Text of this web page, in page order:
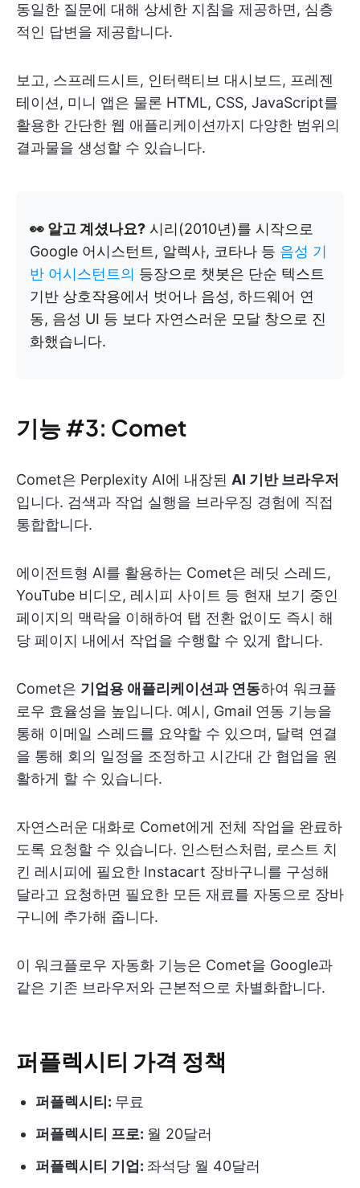
동일한 질문에 대해 상세한 지침을 제공하면, 심층
적인 답변을 제공합니다.
보고, 스프레드시트, 인터랙티브 대시보드, 프레젠
테이션, 미니 앱은 물론 HTML, CSS, JavaScript를
활용한 간단한 웹 애플리케이션까지 다양한 범위의
결과물을 생성할 수 있습니다.
👀 알고 계셨나요? 시리(2010년)를 시작으로
Google 어시스턴트, 알렉사, 코타나 등 음성 기
반 어시스턴트의 등장으로 챗봇은 단순 텍스트
기반 상호작용에서 벗어나 음성, 하드웨어 연
동, 음성 UI 등 보다 자연스러운 모달 창으로 진
화했습니다.
기능 #3: Comet
Comet은 Perplexity AI에 내장된 AI 기반 브라우저
입니다. 검색과 작업 실행을 브라우징 경험에 직접
통합합니다.
에이전트형 AI를 활용하는 Comet은 레딧 스레드,
YouTube 비디오, 레시피 사이트 등 현재 보기 중인
페이지의 맥락을 이해하여 탭 전환 없이도 즉시 해
당 페이지 내에서 작업을 수행할 수 있게 합니다.
Comet은 기업용 애플리케이션과 연동하여 워크플
로우 효율성을 높입니다. 예시, Gmail 연동 기능을
통해 이메일 스레드를 요약할 수 있으며, 달력 연결
을 통해 회의 일정을 조정하고 시간대 간 협업을 원
활하게 할 수 있습니다.
자연스러운 대화로 Comet에게 전체 작업을 완료하
도록 요청할 수 있습니다. 인스턴스처럼, 로스트 치
킨 레시피에 필요한 Instacart 장바구니를 구성해
달라고 요청하면 필요한 모든 재료를 자동으로 장바
구니에 추가해 줍니다.
이 워크플로우 자동화 기능은 Comet을 Google과
같은 기존 브라우저와 근본적으로 차별화합니다.
퍼플렉시티 가격 정책
퍼플렉시티: 무료
퍼플렉시티 프로: 월 20달러
퍼플렉시티 기업: 좌석당 월 40달러